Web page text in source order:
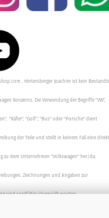
, Hintersberger Joachim ist kein
Konzerns. Die Verwendung der Begriffe "VW",
"Käfer", "Golf", "Bus" oder "Porsche" dient
der Teile und stellt in keinem Fall eine
zu dem Unternehmen "Volkswagen" her/da.
Zeichnungen und Angaben zur
sind sorgfältig überprüft worden.